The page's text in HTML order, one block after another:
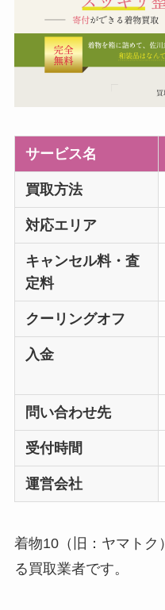
サービス名
買取方法
対応エリア
キャンセル料・査
定料
クーリングオフ
入金
問い合わせ先
受付時間
運営会社
着物10（旧：ヤマトク
る買取業者です。